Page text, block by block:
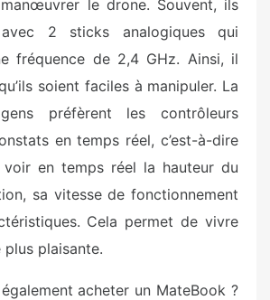
manœuvrer le drone. Souvent, ils
2 sticks analogiques qui
fréquence de 2,4 GHz. Ainsi, il
soient faciles à manipuler. La
préfèrent les contrôleurs
en temps réel, c’est-à-dire
en temps réel la hauteur du
sa vitesse de fonctionnement
Cela permet de vivre
plus plaisante.
acheter un MateBook ?